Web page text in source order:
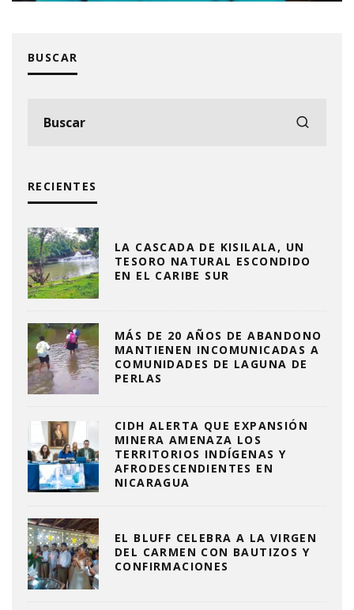
BUSCAR
RECIENTES
LA CASCADA DE KISILALA, UN
TESORO NATURAL ESCONDIDO
EN EL CARIBE SUR
MÁS DE 20 AÑOS DE ABANDONO
MANTIENEN INCOMUNICADAS A
COMUNIDADES DE LAGUNA DE
PERLAS
CIDH ALERTA QUE EXPANSIÓN
MINERA AMENAZA LOS
TERRITORIOS INDÍGENAS Y
AFRODESCENDIENTES EN
NICARAGUA
EL BLUFF CELEBRA A LA VIRGEN
DEL CARMEN CON BAUTIZOS Y
CONFIRMACIONES